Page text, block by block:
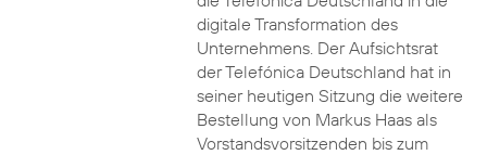
digitale Transformation des
Unternehmens. Der Aufsichtsrat
der Telefónica Deutschland hat in
seiner heutigen Sitzung die weitere
Bestellung von Markus Haas als
Vorstandsvorsitzenden bis zum